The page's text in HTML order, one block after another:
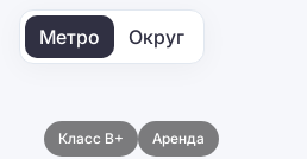
Метро Округ
Класс B+ Аренда